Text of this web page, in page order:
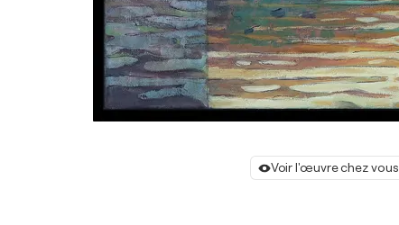
Voir l'œuvre chez vous